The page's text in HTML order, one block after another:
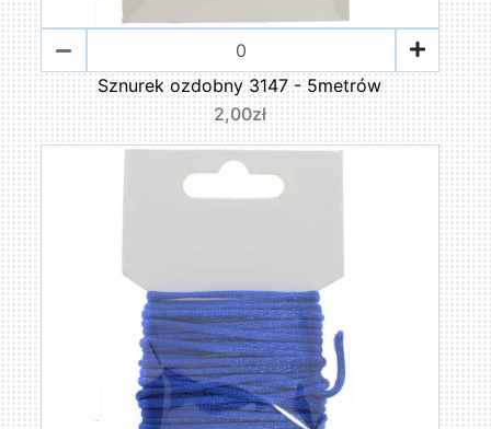
Sznurek ozdobny 3147 - 5metrów
2,00zł